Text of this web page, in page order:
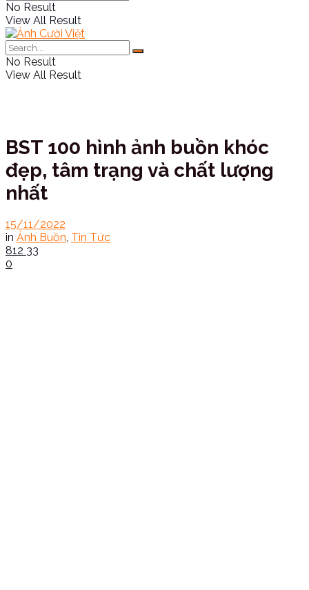
No Result
View All Result
No Result
View All Result
BST 100 hình ảnh buồn khóc
đẹp, tâm trạng và chất lượng
nhất
15/11/2022
in Ảnh Buồn Tin Tức
812 33
0